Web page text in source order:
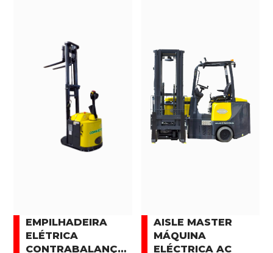
EMPILHADEIRA
ELÉTRICA
CONTRABALANÇADA
AISLE MASTER
MÁQUINA
ELÉCTRICA AC